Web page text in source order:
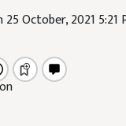
October, 2021 5:21